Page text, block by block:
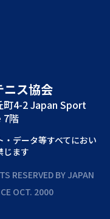
ニス協会
町4-2 Japan Sport
7階
データ等すべてにおい
じます
RESERVED BY JAPAN
OCT. 2000